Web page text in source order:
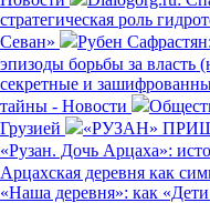
стратегическая роль
Севан»
Рубен
эпизоды борьбы за власть
секретные и
тайны - Новости
Грузией
«РУЗАН»
«Рузан. Дочь Арцаха»:
Арцахская деревня как
«Наша деревня»: как